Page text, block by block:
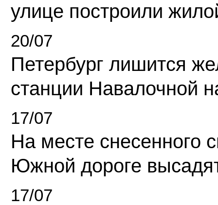
улице построили
20/07
Петербург лишится
станции Навалочной
17/07
На месте снесенного
Южной дороге
17/07